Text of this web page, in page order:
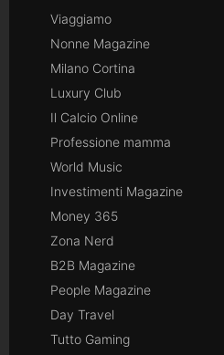
Viaggiamo
Nonne Magazine
Milano Cortina
Luxury Club
Il Calcio Online
Professione mamma
World Music
Investimenti Magazine
Money 365
Zona Nerd
B2B Magazine
People Magazine
Day Travel
Tutto Gaming